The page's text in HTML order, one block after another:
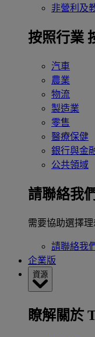
非營利及
按照行業
汽車
農業
物流
製造業
零售
醫療保健
銀行與金
公共領域
請聯絡我
需要協助選擇
請聯絡我
企業版
資源
瞭解關於